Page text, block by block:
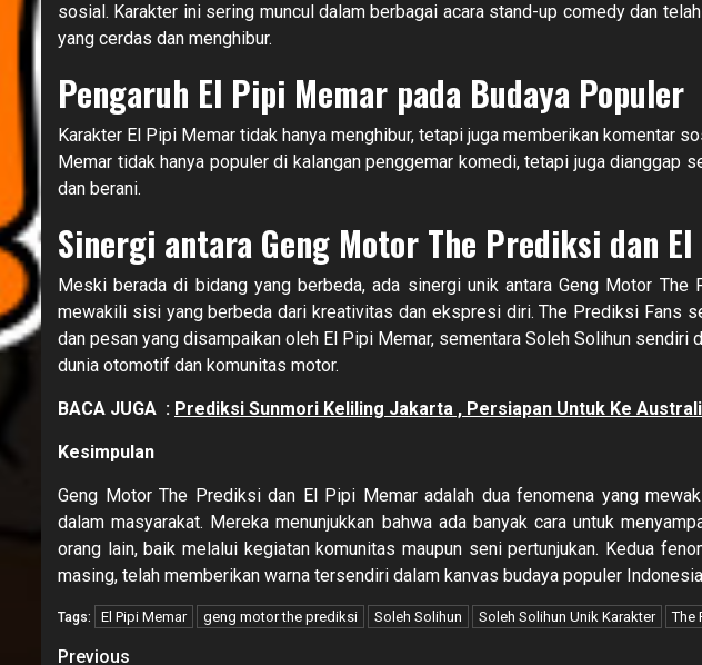
sosial. Karakter ini sering muncul dalam berbagai acara stand-up comedy dan
yang cerdas dan menghibur.
Pengaruh El Pipi Memar pada Budaya Populer
Karakter El Pipi Memar tidak hanya menghibur, tetapi juga memberikan komentar
Memar tidak hanya populer di kalangan penggemar komedi, tetapi juga dianggap
dan berani.
Sinergi antara Geng Motor The Prediksi dan
Meski berada di bidang yang berbeda, ada sinergi unik antara Geng Motor The
mewakili sisi yang berbeda dari kreativitas dan ekspresi diri. The Prediksi Fans
dan pesan yang disampaikan oleh El Pipi Memar, sementara Soleh Solihun sendiri
dunia otomotif dan komunitas motor.
BACA JUGA : Prediksi Sunmori Keliling Jakarta , Persiapan Untuk Ke
Kesimpulan
Geng Motor The Prediksi dan El Pipi Memar adalah dua fenomena yang
dalam masyarakat. Mereka menunjukkan bahwa ada banyak cara untuk
orang lain, baik melalui kegiatan komunitas maupun seni pertunjukan. Kedua
masing, telah memberikan warna tersendiri dalam kanvas budaya populer
Tags: El Pipi Memar geng motor the prediksi Soleh Solihun Soleh Solihun Unik Karakter The
Previous